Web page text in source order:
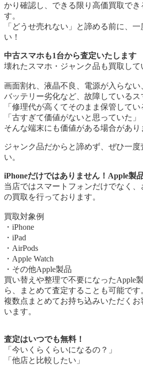
かり確認し、できる限り高価買取でき
す。
「どうせ売れない」と諦める前に、
い！
中古スマホも1台から査定いたします
壊れたスマホ・ジャンク品も買取して
画面割れ、液晶不良、電源が入らない
バッテリー劣化など、故障しているス
「修理代が高くてそのまま保管してい
「古すぎて価値がないと思っていた」
そんな端末にも価値がある場合があり
ジャンク品だからと諦めず、ぜひ一度
い。
iPhoneだけではありません！Apple製
当店ではスマートフォンだけでなく、
の買取を行っております。
買取対象例
・iPhone
・iPad
・AirPods
・Apple Watch
・その他Apple製品
買い替えや整理で不要になったApple
ら、まとめて査定することも可能です
複数点まとめてお持ち込みいただく
います。
査定はいつでも無料！
「今いくらくらいになるの？」
「他店と比較したい」